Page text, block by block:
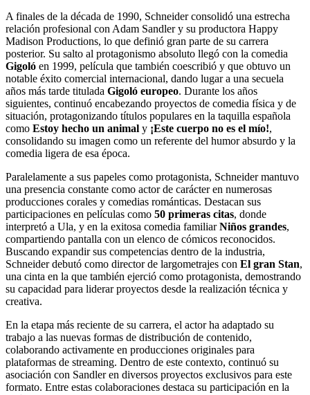
A finales de la década de 1990, Schneider consolidó una estrecha
relación profesional con Adam Sandler y su productora Happy
Madison Productions, lo que definió gran parte de su carrera
posterior. Su salto al protagonismo absoluto llegó con la comedia
Gigoló en 1999, película que también coescribió y que obtuvo un
notable éxito comercial internacional, dando lugar a una secuela
años más tarde titulada Gigoló europeo. Durante los años
siguientes, continuó encabezando proyectos de comedia física y de
situación, protagonizando títulos populares en la taquilla española
como Estoy hecho un animal y ¡Este cuerpo no es el mío!,
consolidando su imagen como un referente del humor absurdo y la
comedia ligera de esa época.
Paralelamente a sus papeles como protagonista, Schneider mantuvo
una presencia constante como actor de carácter en numerosas
producciones corales y comedias románticas. Destacan sus
participaciones en películas como 50 primeras citas, donde
interpretó a Ula, y en la exitosa comedia familiarNiños grandes,
compartiendo pantalla con un elenco de cómicos reconocidos.
Buscando expandir sus competencias dentro de la industria,
Schneider debutó como director de largometrajes con El gran Stan,
una cinta en la que también ejerció como protagonista, demostrando
su capacidad para liderar proyectos desde la realización técnica y
creativa.
En la etapa más reciente de su carrera, el actor ha adaptado su
trabajo a las nuevas formas de distribución de contenido,
colaborando activamente en producciones originales para
plataformas de streaming. Dentro de este contexto, continuó su
asociación con Sandler en diversos proyectos exclusivos para este
formato. Entre estas colaboraciones destaca su participación en la